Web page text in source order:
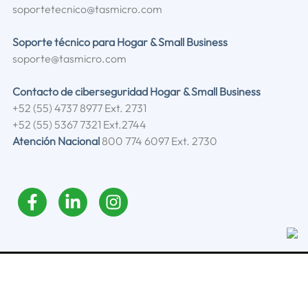
soportetecnico@tasmicro.com
Soporte técnico para Hogar & Small Business
soporte@tasmicro.com
Contacto de ciberseguridad Hogar & Small Business
+52 (55) 4737 8977 Ext. 2731
+52 (55) 5367 7321 Ext.2744
Atención Nacional800 774 6097 Ext. 2730